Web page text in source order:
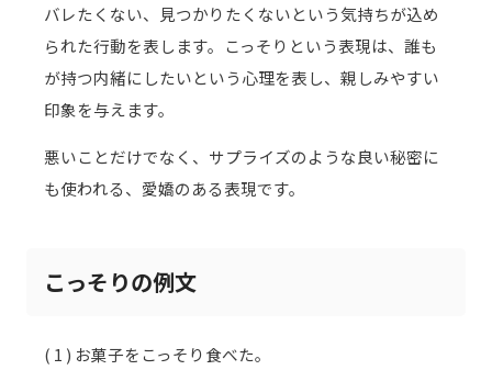
バレたくない、見つかりたくないという気持ちが込め
られた行動を表します。こっそりという表現は、誰も
が持つ内緒にしたいという心理を表し、親しみやすい
印象を与えます。
悪いことだけでなく、サプライズのような良い秘密に
も使われる、愛嬌のある表現です。
こっそりの例文
( 1 ) お菓子をこっそり食べた。